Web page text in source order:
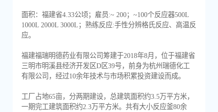
面积：福建省4.33公顷；雇员:~ 200；~100个反应器500L
1000L 2000L 3000L；熟练反应:手性分辨格氏反应、高温反
应。
福建福瑞明德药业有限公司筹建于2018年8月，位于福建省
三明市明溪县经济开发区D区39号，前身为杭州瑞德化工
有限公司，经过10余年技术与市场积累投资建设而成。
工厂占地65亩，分两期建设，总建筑面积约3.5万平方米，
一期完工建筑面积约2.3万平方米。共有大小反应釜80余